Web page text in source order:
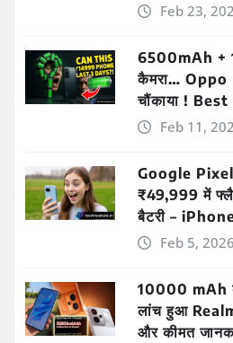
Feb 23,
6500mAh +
कैमरा… Oppo
चौंकाया !
Feb 11,
Google Pixel
₹49,999 में
बैटरी –
Feb 5, 2026
10000 mAh
लांच हुआ
और कीमत